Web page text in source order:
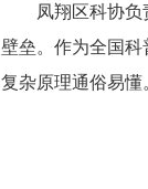
凤翔区科协
壁垒。作为全国科
复杂原理通俗易懂